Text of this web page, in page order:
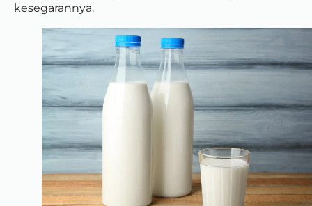
kesegarannya.